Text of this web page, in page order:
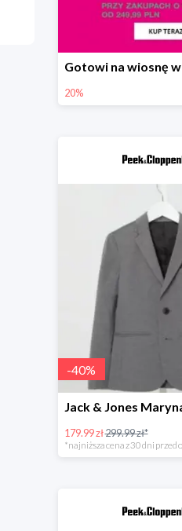
20%
-40%
179.99 zł299.99 zł*
*najniższa cena z 30 dni przed